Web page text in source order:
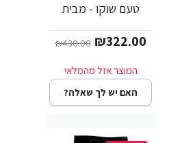
טעם שוקו - מבית
₪322.00
₪430.00
האם יש לך שאלה?